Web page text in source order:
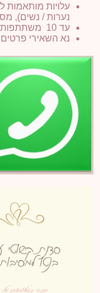
עלויות מותאמות
נערות / נשים),
עד 10 משתתפות,
נא השאירי